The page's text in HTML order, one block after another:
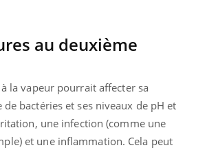
au deuxième
la vapeur pourrait affecter sa
bactéries et ses niveaux de pH et
une infection (comme une
et une inflammation. Cela peut